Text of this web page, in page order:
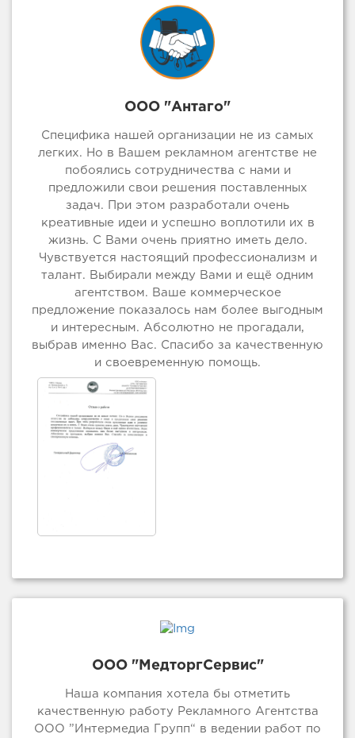
ООО "Антаго"
Специфика нашей организации не из самых
легких. Но в Вашем рекламном агентстве не
побоялись сотрудничества с нами и
предложили свои решения поставленных
задач. При этом разработали очень
креативные идеи и успешно воплотили их в
жизнь. С Вами очень приятно иметь дело.
Чувствуется настоящий профессионализм и
талант. Выбирали между Вами и ещё одним
агентством. Ваше коммерческое
предложение показалось нам более выгодным
и интересным. Абсолютно не прогадали,
выбрав именно Вас. Спасибо за качественную
и своевременную помощь.
ООО "МедторгСервис"
Наша компания хотела бы отметить
качественную работу Рекламного Агентства
ООО ”Интермедиа Групп“ в ведении работ по